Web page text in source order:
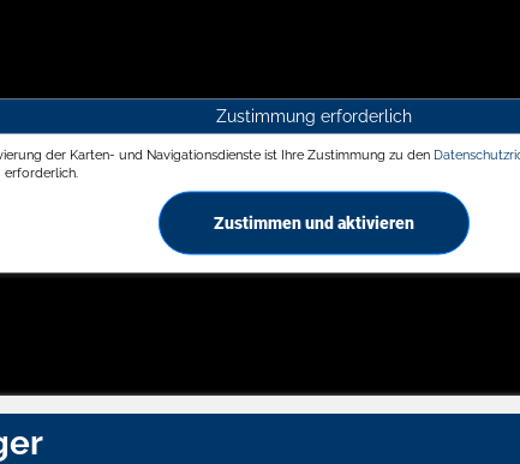
Zustimmung erforderlich
der Karten- und Navigationsdienste ist Ihre Zustimmung zu den
erforderlich.
Zustimmen und aktivieren